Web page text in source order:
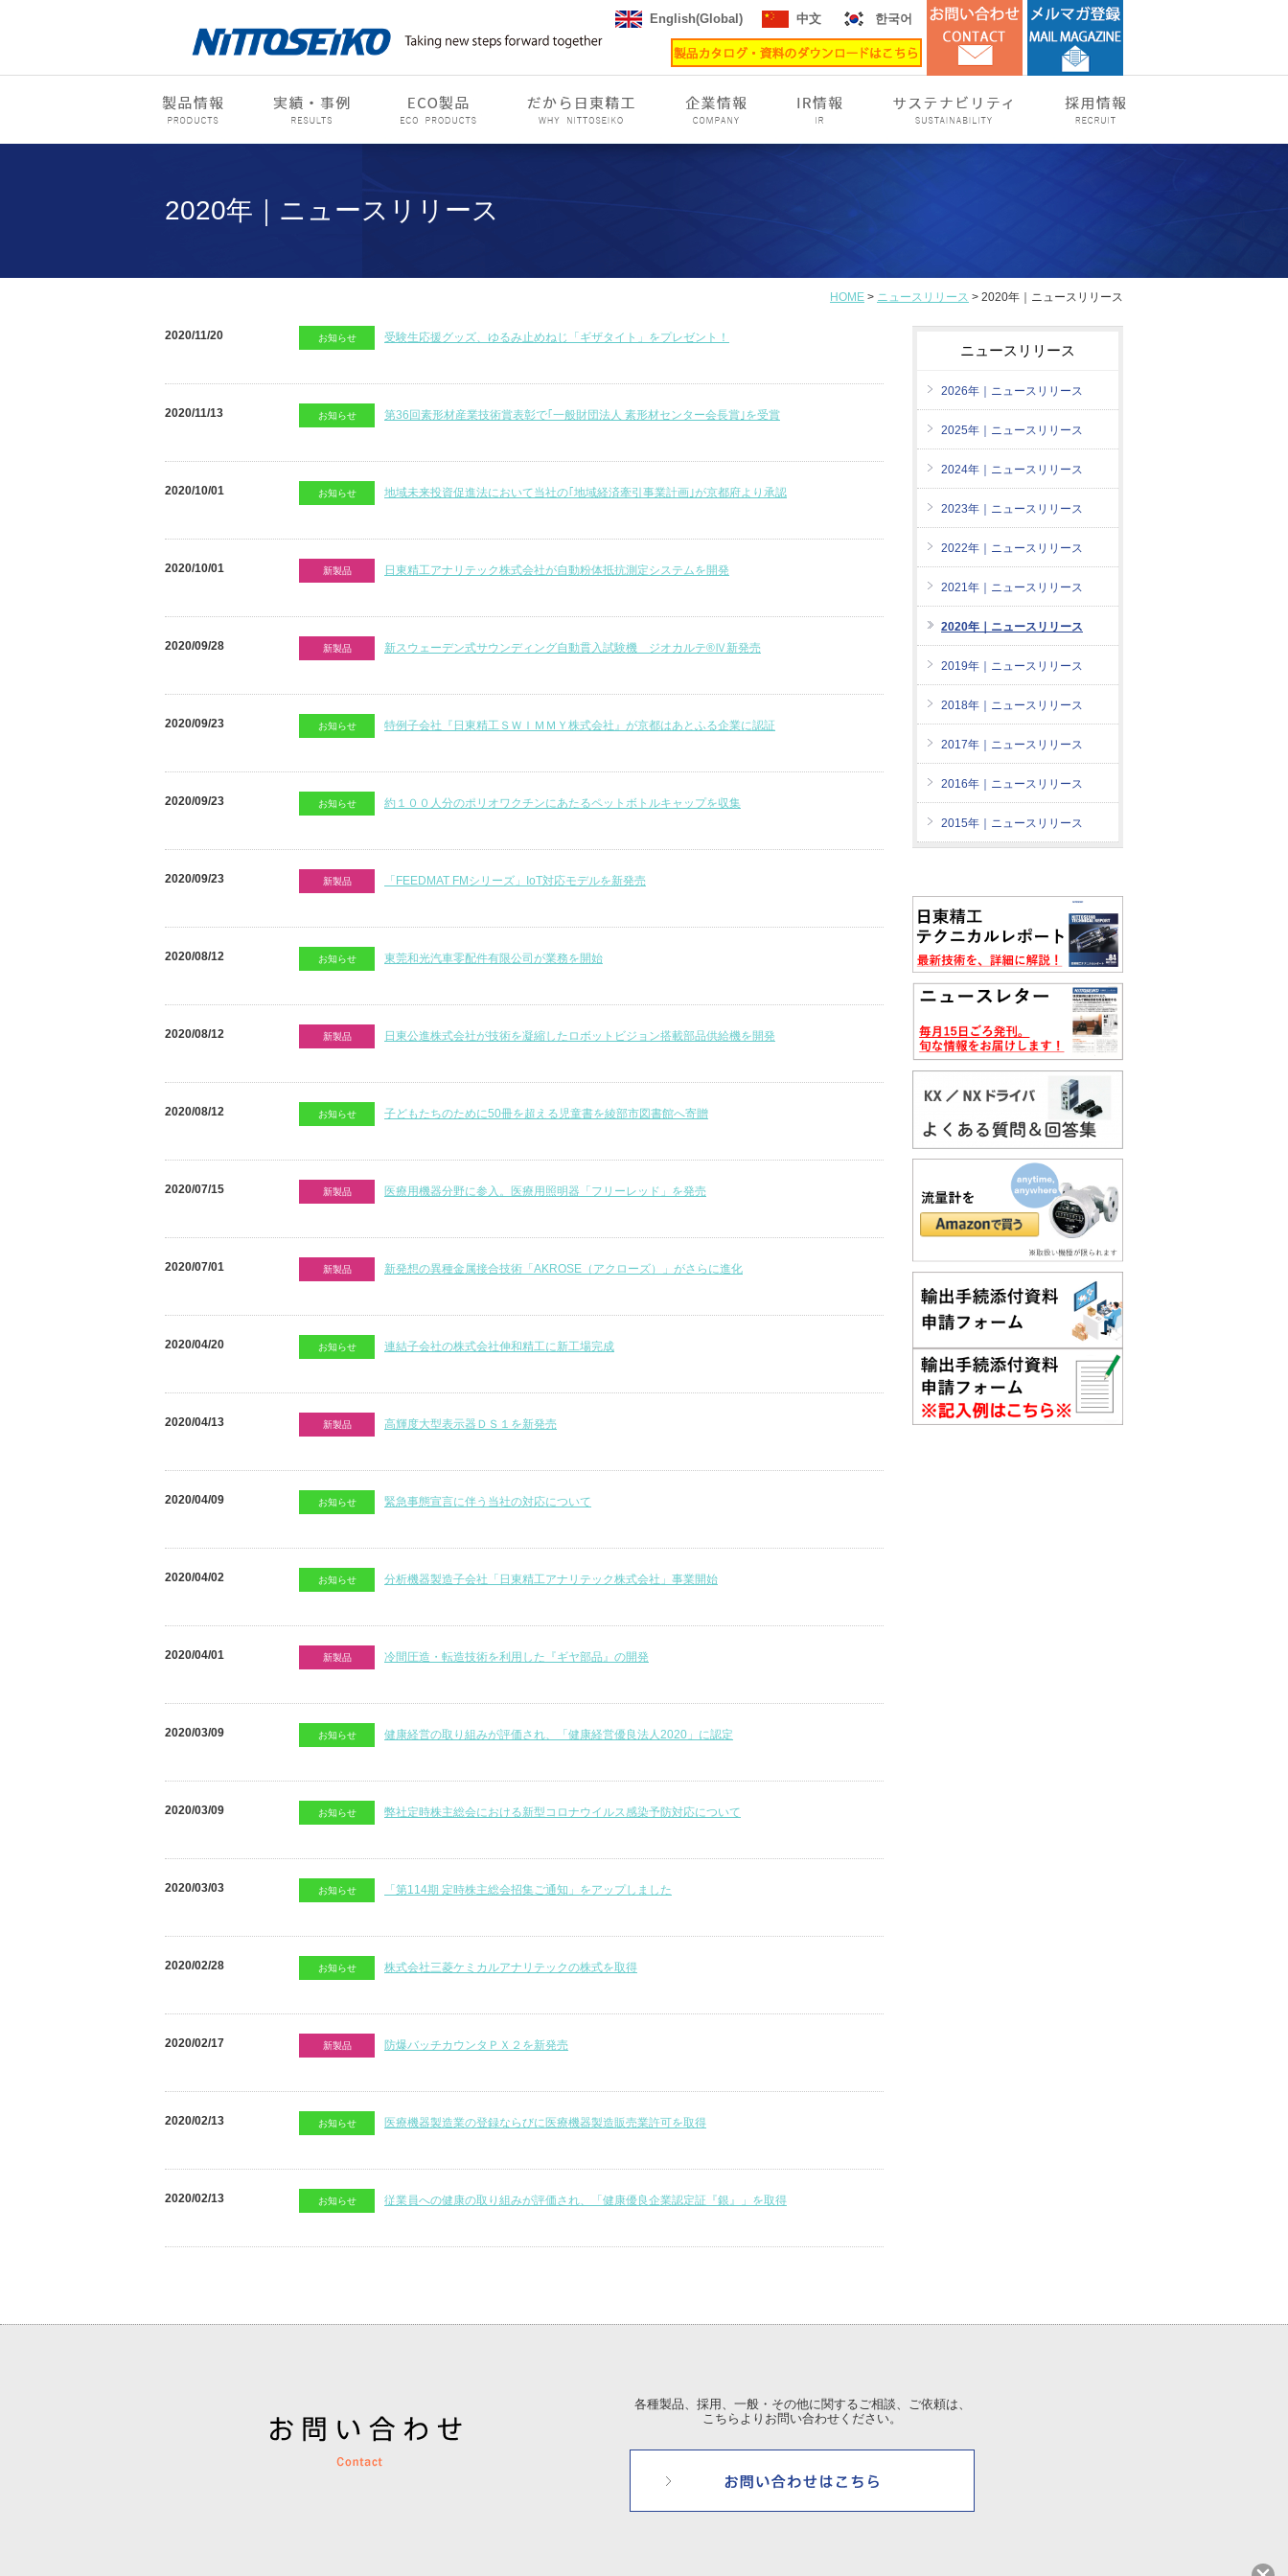
English(Global) 中文 한국어
2020年｜ニュースリリース
HOME > ニュースリリース > 2020年｜ニュースリリース
2020/11/20 お知らせ 受験生応援グッズ、ゆるみ止めねじ「ギザタイト」をプレゼント！
2020/11/13 お知らせ 第36回素形材産業技術賞表彰で｢一般財団法人 素形材センター会長賞｣を受賞
2020/10/01 お知らせ 地域未来投資促進法において当社の｢地域経済牽引事業計画｣が京都府より承認
2020/10/01 新製品 日東精工アナリテック株式会社が自動粉体抵抗測定システムを開発
2020/09/28 新製品 新スウェーデン式サウンディング自動貫入試験機 ジオカルテ®Ⅳ新発売
2020/09/23 お知らせ 特例子会社『日東精工ＳＷＩＭＭＹ株式会社』が京都はあとふる企業に認証
2020/09/23 お知らせ 約１００人分のポリオワクチンにあたるペットボトルキャップを収集
2020/09/23 新製品 「FEEDMAT FMシリーズ」IoT対応モデルを新発売
2020/08/12 お知らせ 東莞和光汽車零配件有限公司が業務を開始
2020/08/12 新製品 日東公進株式会社が技術を凝縮したロボットビジョン搭載部品供給機を開発
2020/08/12 お知らせ 子どもたちのために50冊を超える児童書を綾部市図書館へ寄贈
2020/07/15 新製品 医療用機器分野に参入。医療用照明器「フリーレッド」を発売
2020/07/01 新製品 新発想の異種金属接合技術「AKROSE（アクローズ）」がさらに進化
2020/04/20 お知らせ 連結子会社の株式会社伸和精工に新工場完成
2020/04/13 新製品 高輝度大型表示器ＤＳ１を新発売
2020/04/09 お知らせ 緊急事態宣言に伴う当社の対応について
2020/04/02 お知らせ 分析機器製造子会社「日東精工アナリテック株式会社」事業開始
2020/04/01 新製品 冷間圧造・転造技術を利用した『ギヤ部品』の開発
2020/03/09 お知らせ 健康経営の取り組みが評価され、「健康経営優良法人2020」に認定
2020/03/09 お知らせ 弊社定時株主総会における新型コロナウイルス感染予防対応について
2020/03/03 お知らせ 「第114期 定時株主総会招集ご通知」をアップしました
2020/02/28 お知らせ 株式会社三菱ケミカルアナリテックの株式を取得
2020/02/17 新製品 防爆バッチカウンタＰＸ２を新発売
2020/02/13 お知らせ 医療機器製造業の登録ならびに医療機器製造販売業許可を取得
2020/02/13 お知らせ 従業員への健康の取り組みが評価され、「健康優良企業認定証『銀』」を取得
ニュースリリース
2026年｜ニュースリリース
2025年｜ニュースリリース
2024年｜ニュースリリース
2023年｜ニュースリリース
2022年｜ニュースリリース
2021年｜ニュースリリース
2020年｜ニュースリリース
2019年｜ニュースリリース
2018年｜ニュースリリース
2017年｜ニュースリリース
2016年｜ニュースリリース
2015年｜ニュースリリース
各種製品、採用、一般・その他に関するご相談、ご依頼は、
こちらよりお問い合わせください。